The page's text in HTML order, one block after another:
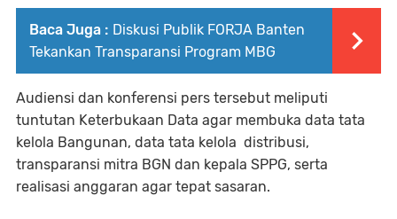
Baca Juga : Diskusi Publik FORJA Banten
Tekankan Transparansi Program MBG
Audiensi dan konferensi pers tersebut meliputi
tuntutan Keterbukaan Data agar membuka data tata
kelola Bangunan, data tata kelola distribusi,
transparansi mitra BGN dan kepala SPPG, serta
realisasi anggaran agar tepat sasaran.